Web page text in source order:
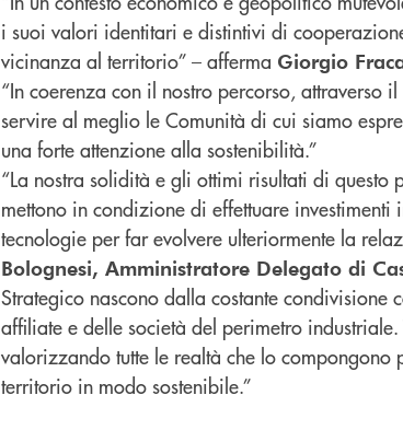
i suoi valori identitari e distintivi di
vicinanza al territorio” – afferma Giorgio
“In coerenza con il nostro percorso,
servire al meglio le Comunità di cui siamo
una forte attenzione alla sostenibilità.”
“La nostra solidità e gli ottimi risultati di
mettono in condizione di effettuare
tecnologie per far evolvere ulteriormente la
Bolognesi, Amministratore Delegato di
Strategico nascono dalla costante
affiliate e delle società del perimetro
valorizzando tutte le realtà che lo
territorio in modo sostenibile.”